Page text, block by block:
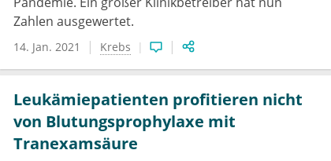
Zahlen ausgewertet.
14. Jan. 2021 Krebs
Leukämiepatienten profitieren nicht
von Blutungsprophylaxe mit
Tranexamsäure